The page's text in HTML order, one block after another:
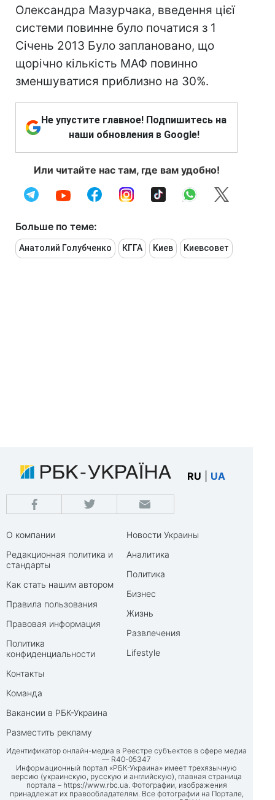
Олександра Мазурчака, введення цієї
системи повинне було початися з 1
Січень 2013 Було заплановано, що
щорічно кількість МАФ повинно
зменшуватися приблизно на 30%.
Не упустите главное! Подпишитесь на
наши обновления в Google!
Или читайте нас там, где вам удобно!
Больше по теме:
Анатолий Голубченко КГГА Киев Киевсовет
RU UA
О компании
Редакционная политика и
стандарты
Как стать нашим автором
Правила пользования
Правовая информация
Политика
конфиденциальности
Контакты
Команда
Вакансии в РБК-Украина
Разместить рекламу
Новости Украины
Аналитика
Политика
Бизнес
Жизнь
Развлечения
Lifestyle
Идентификатор онлайн-медиа в Реестре субъектов в сфере медиа
— R40-05347
Информационный портал «РБК-Украина» имеет трехязычную
версию (украинскую, русскую и английскую), главная страница
портала – https://www.rbc.ua. Фотографии, изображения
принадлежат их правообладателям. Все фотографии на Портале,